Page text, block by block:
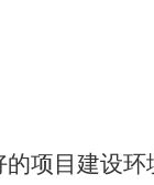
项目建设环